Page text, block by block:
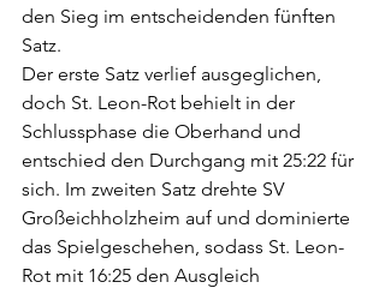
den Sieg im entscheidenden fünften
Satz.
Der erste Satz verlief ausgeglichen,
doch St. Leon-Rot behielt in der
Schlussphase die Oberhand und
entschied den Durchgang mit 25:22 für
sich. Im zweiten Satz drehte SV
Großeichholzheim auf und dominierte
das Spielgeschehen, sodass St. Leon-
Rot mit 16:25 den Ausgleich